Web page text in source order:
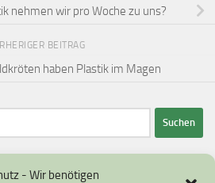
- Wir benötigen
nehmen wir pro Woche zu uns?
BEITRAG
haben Plastik im Magen